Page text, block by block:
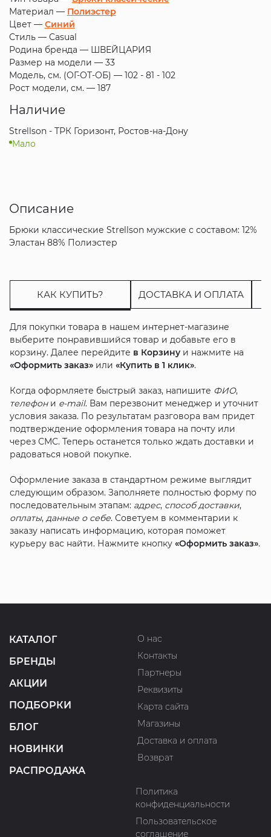
Материал — Полиэстер
Цвет — Синий
Стиль — Casual
Родина бренда — ШВЕЙЦАРИЯ
Размер на модели — 33
Модель, см. (ОГ-ОТ-ОБ) — 102 - 81 - 102
Рост модели, см. — 187
Наличие
Strellson - ТРК Горизонт, Ростов-на-Дону
Мало
Описание
Брюки классические Strellson мужские с составом: 12%
Эластан 88% Полиэстер
КАК КУПИТЬ? ДОСТАВКА И ОПЛАТА
Для покупки товара в нашем интернет-магазине
выберите понравившийся товар и добавьте его в
корзину. Далее перейдите в Корзинуи нажмите на
«Оформить заказ»или «Купить в 1 клик».
Когда оформляете быстрый заказ, напишите ФИО,
телефони e-mail. Вам перезвонит менеджер и уточнит
условия заказа. По результатам разговора вам придет
подтверждение оформления товара на почту или
через СМС. Теперь останется только ждать доставки и
радоваться новой покупке.
Оформление заказа в стандартном режиме выглядит
следующим образом. Заполняете полностью форму по
последовательным этапам: адрес, способ доставки,
оплаты, данные о себе. Советуем в комментарии к
заказу написать информацию, которая поможет
курьеру вас найти. Нажмите кнопку «Оформить заказ».
КАТАЛОГ
БРЕНДЫ
АКЦИИ
ПОДБОРКИ
БЛОГ
НОВИНКИ
РАСПРОДАЖА
О нас
Контакты
Партнеры
Реквизиты
Карта сайта
Магазины
Доставка и оплата
Возврат
Политика
конфиденциальности
Пользовательское
соглашение